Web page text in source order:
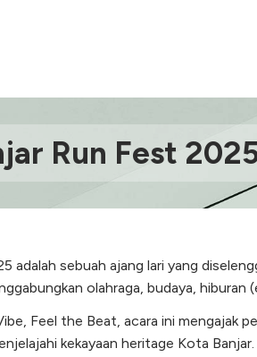
Run Fest
adalah sebuah ajang lari yang
olahraga, budaya,
Feel the Beat, acara ini mengajak
kekayaan heritage Kota